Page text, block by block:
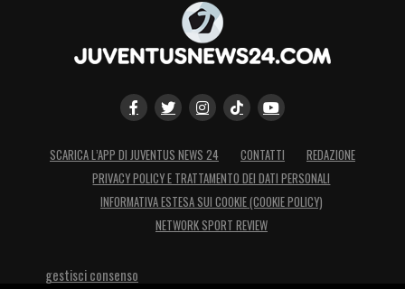
SCARICA L’APP DI JUVENTUS NEWS 24 CONTATTI
REDAZIONE
PRIVACY POLICY E TRATTAMENTO DEI DATI PERSONALI
INFORMATIVA ESTESA SUI COOKIE (COOKIE POLICY)
NETWORK SPORT REVIEW
gestisci consenso